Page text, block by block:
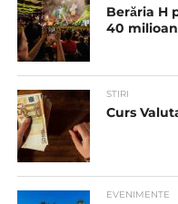
Berăria H
40
STIRI
Curs
EVENIMENTE